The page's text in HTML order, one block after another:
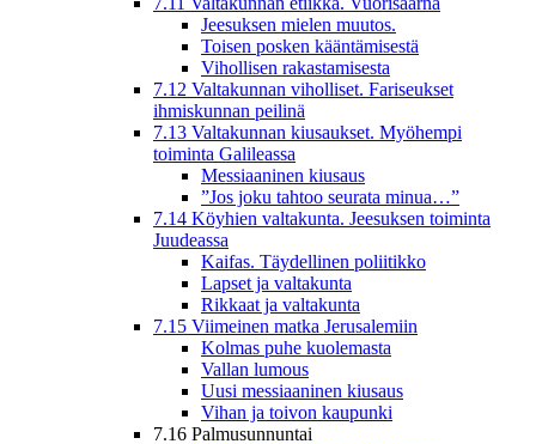
Jeesuksen mielen muutos.
Toisen posken kääntämisestä
Vihollisen rakastamisesta
7.12 Valtakunnan viholliset. Fariseukset
ihmiskunnan peilinä
7.13 Valtakunnan kiusaukset. Myöhempi
toiminta Galileassa
Messiaaninen kiusaus
”Jos joku tahtoo seurata minua…”
7.14 Köyhien valtakunta. Jeesuksen toiminta
Juudeassa
Kaifas. Täydellinen poliitikko
Lapset ja valtakunta
Rikkaat ja valtakunta
7.15 Viimeinen matka Jerusalemiin
Kolmas puhe kuolemasta
Vallan lumous
Uusi messiaaninen kiusaus
Vihan ja toivon kaupunki
7.16 Palmusunnuntai